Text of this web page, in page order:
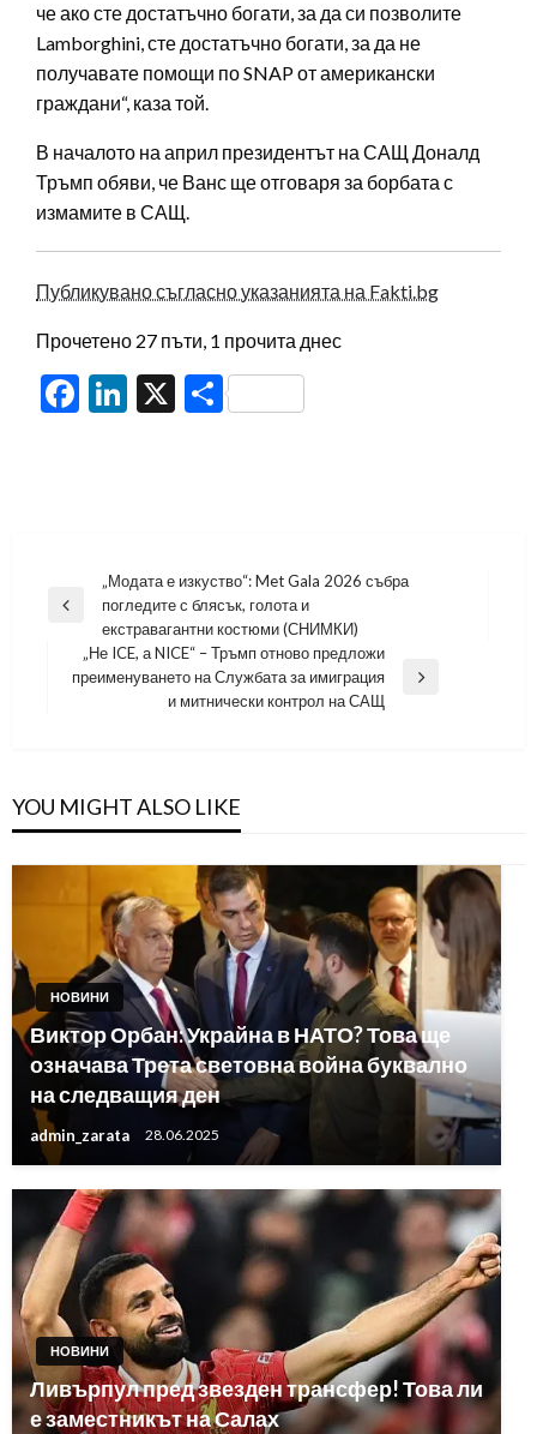
че ако сте достатъчно богати, за да си позволите
Lamborghini, сте достатъчно богати, за да не
получавате помощи по SNAP от американски
граждани“, каза той.
В началото на април президентът на САЩ Доналд
Тръмп обяви, че Ванс ще отговаря за борбата с
измамите в САЩ.
Публикувано съгласно указанията на Fakti.bg
Прочетено 27 пъти, 1 прочита днес
Facebook
LinkedIn
X Share
Навигация
Previous
„Модата е изкуство“: Met Gala 2026 събра
погледите с блясък, голота и
екстравагантни костюми (СНИМКИ)
Next
„Не ICE, а NICE“ – Тръмп отново предложи
преименуването на Службата за имиграция
и митнически контрол на САЩ
YOU MIGHT ALSO LIKE
НОВИНИ
Виктор Орбан: Украйна в НАТО? Това ще
означава Трета световна война буквално
на следващия ден
admin_zarata 28.06.2025
НОВИНИ
Ливърпул пред звезден трансфер! Това ли
е заместникът на Салах